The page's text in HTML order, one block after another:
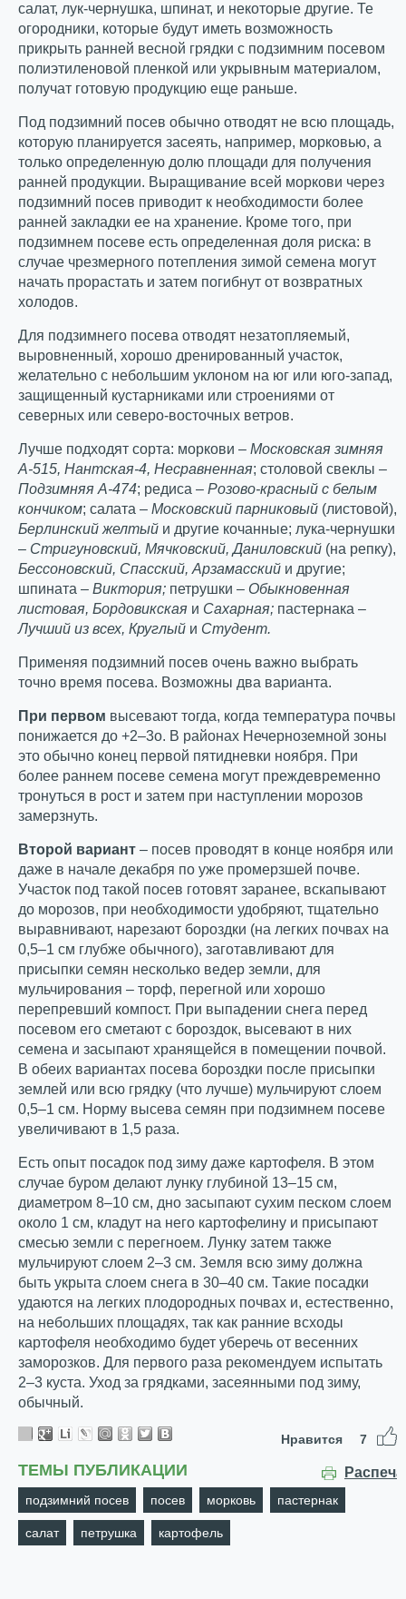
салат, лук-чернушка, шпинат, и некоторые другие. Те
огородники, которые будут иметь возможность
прикрыть ранней весной грядки с подзимним посевом
полиэтиленовой пленкой или укрывным материалом,
получат готовую продукцию еще раньше.
Под подзимний посев обычно отводят не всю площадь,
которую планируется засеять, например, морковью, а
только определенную долю площади для получения
ранней продукции. Выращивание всей моркови через
подзимний посев приводит к необходимости более
ранней закладки ее на хранение. Кроме того, при
подзимнем посеве есть определенная доля риска: в
случае чрезмерного потепления зимой семена могут
начать прорастать и затем погибнут от возвратных
холодов.
Для подзимнего посева отводят незатопляемый,
выровненный, хорошо дренированный участок,
желательно с небольшим уклоном на юг или юго-запад,
защищенный кустарниками или строениями от
северных или северо-восточных ветров.
Лучше подходят сорта: моркови – Московская зимняя
А-515, Нантская-4, Несравненная; столовой свеклы –
Подзимняя А-474; редиса – Розово-красный с белым
кончиком; салата – Московский парниковый (листовой),
Берлинский желтый и другие кочанные; лука-чернушки
– Стригуновский, Мячковский, Даниловский (на репку),
Бессоновский, Спасский, Арзамасский и другие;
шпината – Виктория; петрушки – Обыкновенная
листовая, Бордовикская и Сахарная; пастернака –
Лучший из всех, Круглый и Студент.
Применяя подзимний посев очень важно выбрать
точно время посева. Возможны два варианта.
При первом высевают тогда, когда температура почвы
понижается до +2–3о. В районах Нечерноземной зоны
это обычно конец первой пятидневки ноября. При
более раннем посеве семена могут преждевременно
тронуться в рост и затем при наступлении морозов
замерзнуть.
Второй вариант – посев проводят в конце ноября или
даже в начале декабря по уже промерзшей почве.
Участок под такой посев готовят заранее, вскапывают
до морозов, при необходимости удобряют, тщательно
выравнивают, нарезают бороздки (на легких почвах на
0,5–1 см глубже обычного), заготавливают для
присыпки семян несколько ведер земли, для
мульчирования – торф, перегной или хорошо
перепревший компост. При выпадении снега перед
посевом его сметают с бороздок, высевают в них
семена и засыпают хранящейся в помещении почвой.
В обеих вариантах посева бороздки после присыпки
землей или всю грядку (что лучше) мульчируют слоем
0,5–1 см. Норму высева семян при подзимнем посеве
увеличивают в 1,5 раза.
Есть опыт посадок под зиму даже картофеля. В этом
случае буром делают лунку глубиной 13–15 см,
диаметром 8–10 см, дно засыпают сухим песком слоем
около 1 см, кладут на него картофелину и присыпают
смесью земли с перегноем. Лунку затем также
мульчируют слоем 2–3 см. Земля всю зиму должна
быть укрыта слоем снега в 30–40 см. Такие посадки
удаются на легких плодородных почвах и, естественно,
на небольших площадях, так как ранние всходы
картофеля необходимо будет уберечь от весенних
заморозков. Для первого раза рекомендуем испытать
2–3 куста. Уход за грядками, засеянными под зиму,
обычный.
Нравится 7
ТЕМЫ ПУБЛИКАЦИИ
подзимний посев посев морковь пастернак
салат петрушка картофель